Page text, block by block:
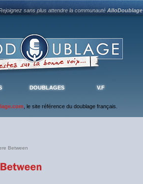
sans plus attendre la communautéAlloDoublage
DOUBLAGES V.F
, le site référence du doublage français.
Between